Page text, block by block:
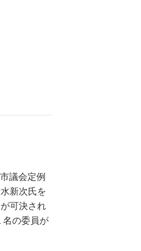
議会定例
新次氏を
可決され
名の委員が